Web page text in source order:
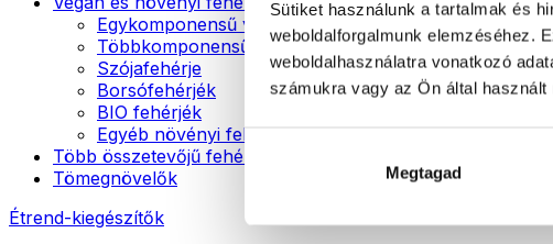
Sütiket használunk a tartalmak és
weboldalforgalmunk elemzéséhez.
weboldalhasználatra vonatkozó
számukra vagy az Ön által
Megtagad
Egykomponensű vegán fehérjék
Többkomponensű vegán fehérjék
Szójafehérje
Borsófehérjék
BIO fehérjék
Egyéb növényi fehérjék
Több összetevőjű fehérje
Tömegnövelők
Étrend-kiegészítők